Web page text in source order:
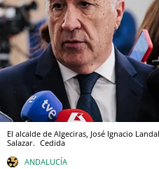
El alcalde de Algeciras, José Ignacio
Salazar. Cedida
ANDALUCÍA